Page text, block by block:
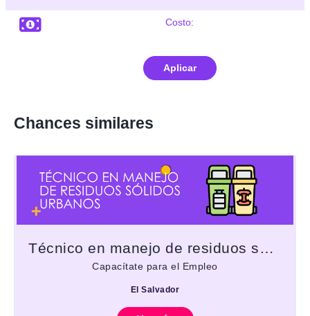
Costo:
Aplicar
Chances similares
Técnico en manejo de residuos sólidos urbanos
Capacítate para el Empleo
El Salvador